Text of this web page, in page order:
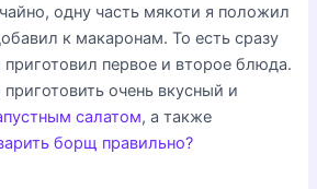
одну часть мякоти я положил
к макаронам. То есть сразу
приготовил первое и второе блюда.
очень вкусный и
салатом, а также
борщ правильно?